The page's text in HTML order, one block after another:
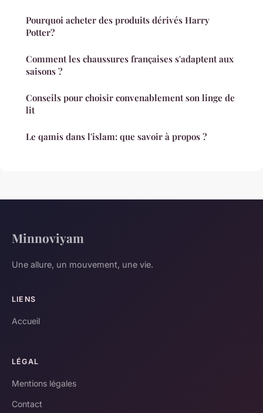
Pourquoi acheter des produits dérivés Harry
Potter?
Comment les chaussures françaises s'adaptent aux
saisons ?
Conseils pour choisir convenablement son linge de
lit
Le qamis dans l'islam: que savoir à propos ?
Minnoviyam
Une allure, un mouvement, une vie.
LIENS
Accueil
LÉGAL
Mentions légales
Contact